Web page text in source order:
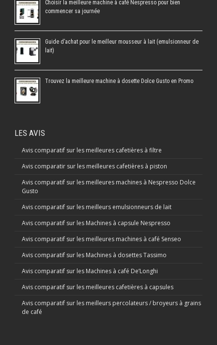
Choisir la meilleure machine à café Nespresso pour bien
commencer sa journée
Guide d’achat pour le meilleur mousseur à lait (emulsionneur de
lait)
Trouvez la meilleure machine à dosette Dolce Gusto en Promo
LES AVIS
Avis comparatif sur les meilleures cafetières à filtre
Avis comparatir sur les meilleures cafetières à piston
Avis comparatif sur les meilleures machines à Nespresso Dolce
Gusto
Avis comparatif sur les meilleurs emulsionneurs de lait
Avis comparatif sur les Machines à capsule Nespresso
Avis comparatif sur les meilleures machines à café Senseo
Avis comparatif sur les Machines à dosettes Tassimo
Avis comparatif sur les Machines à café De’Longhi
Avis comparatif sur les meilleures cafetières à capsules
Avis comparatif sur les meilleurs percolateurs / broyeurs à grains
de café